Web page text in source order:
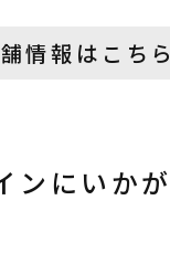
情報はこちら
ンにいか